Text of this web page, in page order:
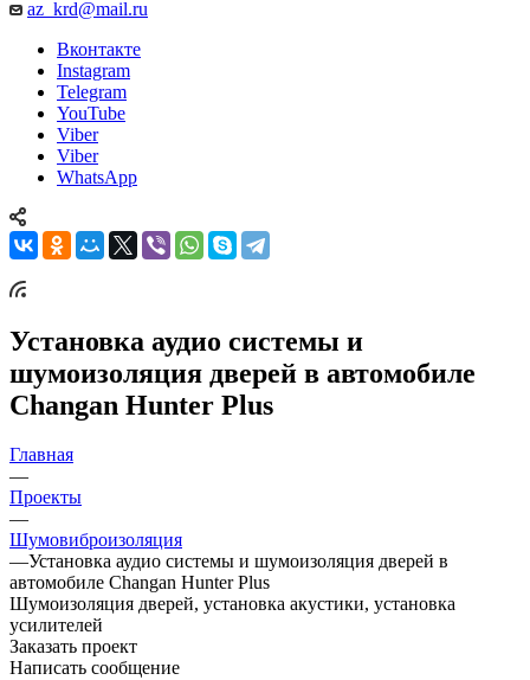
az_krd@mail.ru
Вконтакте
Instagram
Telegram
YouTube
Viber
Viber
WhatsApp
Установка аудио системы и
шумоизоляция дверей в автомобиле
Changan Hunter Plus
Главная
—
Проекты
—
Шумовиброизоляция
—Установка аудио системы и шумоизоляция дверей в
автомобиле Changan Hunter Plus
Шумоизоляция дверей, установка акустики, установка
усилителей
Заказать проект
Написать сообщение